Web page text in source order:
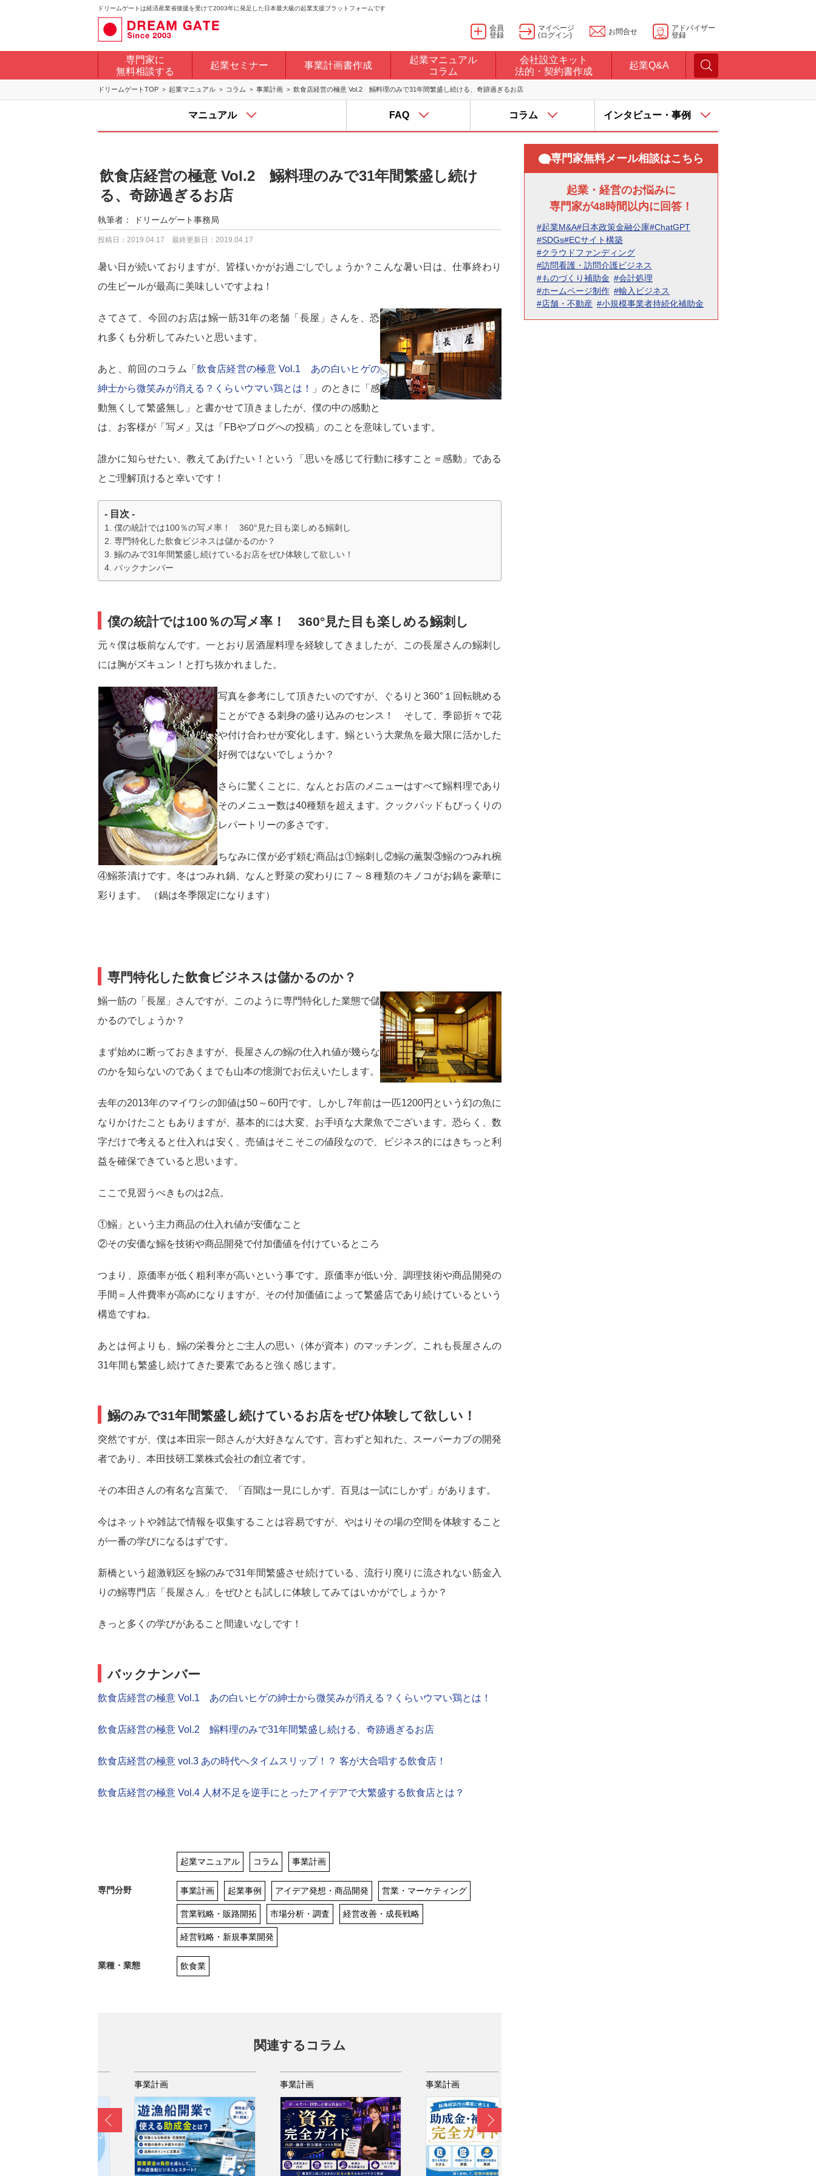
ドリームゲートは経済産業省後援を受けて2003年に発足した日本最大級の起業支援プラットフォームです
会員
登録
マイページ
(ログイン)
お問合せ
アドバイザー
登録
専門家に
無料相談する
起業セミナー 事業計画書作成
起業マニュアル
コラム
会社設立キット
法的・契約書作成
起業Q&A
ドリームゲートTOP 起業マニュアル コラム 事業計画 飲食店経営の極意 Vol.2 鰯料理のみで31年間繁盛し続ける、奇跡過ぎるお店
マニュアル FAQ コラム インタビュー・事例
飲食店経営の極意 Vol.2 鰯料理のみで31年間繁盛し続け
る、奇跡過ぎるお店
執筆者： ドリームゲート事務局
投稿日：2019.04.17 最終更新日：2019.04.17
暑い日が続いておりますが、皆様いかがお過ごしでしょうか？こんな暑い日は、仕事終わり
の生ビールが最高に美味しいですよね！
さてさて、今回のお店は鰯一筋31年の老舗「長屋」さんを、恐
れ多くも分析してみたいと思います。
あと、前回のコラム「飲食店経営の極意 Vol.1 あの白いヒゲの
紳士から微笑みが消える？くらいウマい鶏とは！
」のときに「感
動無くして繁盛無し」と書かせて頂きましたが、僕の中の感動と
は、お客様が「写メ」又は「FBやブログへの投稿」のことを意味しています。
誰かに知らせたい、教えてあげたい！という「思いを感じて行動に移すこと＝感動」である
とご理解頂けると幸いです！
- 目次 -
僕の統計では100％の写メ率！ 360°見た目も楽しめる鰯刺し
専門特化した飲食ビジネスは儲かるのか？
鰯のみで31年間繁盛し続けているお店をぜひ体験して欲しい！
バックナンバー
僕の統計では100％の写メ率！ 360°見た目も楽しめる鰯刺し
元々僕は板前なんです。一とおり居酒屋料理を経験してきましたが、この長屋さんの鰯刺し
には胸がズキュン！と打ち抜かれました。
写真を参考にして頂きたいのですが、ぐるりと360°１回転眺める
ことができる刺身の盛り込みのセンス！ そして、季節折々で花
や付け合わせが変化します。鰯という大衆魚を最大限に活かした
好例ではないでしょうか？
さらに驚くことに、なんとお店のメニューはすべて鰯料理であり
そのメニュー数は40種類を超えます。クックパッドもびっくりの
レパートリーの多さです。
ちなみに僕が必ず頼む商品は①鰯刺し②鰯の薫製③鰯のつみれ椀
④鰯茶漬けです。冬はつみれ鍋、なんと野菜の変わりに７～８種類のキノコがお鍋を豪華に
彩ります。 （鍋は冬季限定になります）
専門特化した飲食ビジネスは儲かるのか？
鰯一筋の「長屋」さんですが、このように専門特化した業態で儲
かるのでしょうか？
まず始めに断っておきますが、長屋さんの鰯の仕入れ値が幾らな
のかを知らないのであくまでも山本の憶測でお伝えいたします。
去年の2013年のマイワシの卸値は50～60円です。しかし7年前は一匹1200円という幻の魚に
なりかけたこともありますが、基本的には大変、お手頃な大衆魚でございます。恐らく、数
字だけで考えると仕入れは安く、売値はそこそこの値段なので、ビジネス的にはきちっと利
益を確保できていると思います。
ここで見習うべきものは2点。
①鰯」という主力商品の仕入れ値が安価なこと
②その安価な鰯を技術や商品開発で付加価値を付けているところ
つまり、原価率が低く粗利率が高いという事です。原価率が低い分、調理技術や商品開発の
手間＝人件費率が高めになりますが、その付加価値によって繁盛店であり続けているという
構造ですね。
あとは何よりも、鰯の栄養分とご主人の思い（体が資本）のマッチング。これも長屋さんの
31年間も繁盛し続けてきた要素であると強く感じます。
鰯のみで31年間繁盛し続けているお店をぜひ体験して欲しい！
突然ですが、僕は本田宗一郎さんが大好きなんです。言わずと知れた、スーパーカブの開発
者であり、本田技研工業株式会社の創立者です。
その本田さんの有名な言葉で、「百聞は一見にしかず、百見は一試にしかず」があります。
今はネットや雑誌で情報を収集することは容易ですが、やはりその場の空間を体験すること
が一番の学びになるはずです。
新橋という超激戦区を鰯のみで31年間繁盛させ続けている、流行り廃りに流されない筋金入
りの鰯専門店「長屋さん」をぜひとも試しに体験してみてはいかがでしょうか？
きっと多くの学びがあること間違いなしです！
バックナンバー
飲食店経営の極意 Vol.1 あの白いヒゲの紳士から微笑みが消える？くらいウマい鶏とは！
飲食店経営の極意 Vol.2 鰯料理のみで31年間繁盛し続ける、奇跡過ぎるお店
飲食店経営の極意 vol.3 あの時代へタイムスリップ！？ 客が大合唱する飲食店！
飲食店経営の極意 Vol.4 人材不足を逆手にとったアイデアで大繁盛する飲食店とは？
起業マニュアル コラム 事業計画
専門分野 事業計画 起業事例 アイデア発想・商品開発 営業・マーケティング
営業戦略・販路開拓 市場分析・調査 経営改善・成長戦略
経営戦略・新規事業開発
業種・業態 飲食業
関連するコラム
事業計画 事業計画 事業計画
Prev
専門家無料メール相談はこちら
起業・経営のお悩みに
専門家が48時間以内に回答！
#起業M&A#日本政策金融公庫#ChatGPT
#SDGs#ECサイト構築
#クラウドファンディング
#訪問看護・訪問介護ビジネス
#ものづくり補助金 #会計処理
#ホームページ制作 #輸入ビジネス
#店舗・不動産 #小規模事業者持続化補助金